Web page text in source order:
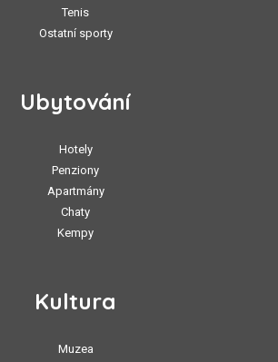
Tenis
Ostatní sporty
Ubytování
Hotely
Penziony
Apartmány
Chaty
Kempy
Kultura
Muzea